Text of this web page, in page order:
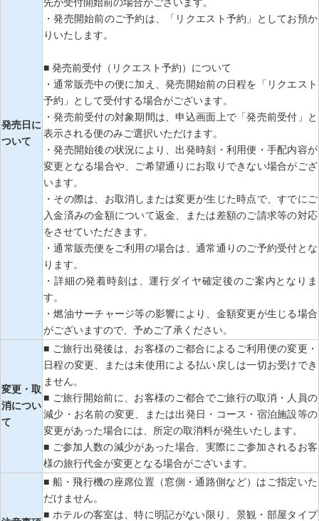
発売日に
ついて
・発売開始前のご予約は、「リクエスト予約」としてお預か
りいたします。
■ 発売前受付（リクエスト予約）について
・通常販売中の便に加え、発売開始前の日程を「リクエスト
予約」として受付する場合がございます。
・発売前受付の対象期間は、申込画面上で「発売前受付」と
表示される便のみご選択いただけます。
・発売開始後の状況により、出発時刻・利用便・手配内容が
変更となる場合や、ご希望通りにお取りできない場合がござ
います。
・その際は、お取消しまたは変更が生じた時点で、すでにご
入金済みの金額について返金、または差額のご請求等の対応
をさせていただきます。
・通常販売便をご利用の場合は、通常通りのご予約受付とな
ります。
・詳細の発着時刻は、運行ダイヤ確定後のご案内となりま
す。
・燃油サーチャージ等の影響により、金額変更が生じる場合
がございますので、予めご了承ください。
変更・取
消につい
て
■ ご旅行出発後は、お客様のご都合によるご利用便の変更・
日程の変更、または未使用による払い戻しは一切お受けでき
ません。
■ ご旅行開始前に、お客様のご都合でご旅行の取消・人員の
減少・お名前の変更、または出発日・コース・宿泊施設等の
変更があった場合には、所定の取消料が発生いたします。
■ ご参加人数の減少があった場合、実際にご参加されるお客
様の旅行代金が変更となる場合がございます。
■ 船・飛行機の座席位置（窓側・通路側など）はご指定いた
だけません。
■ ホテルの客室は、特に明記がない限り、景観・部屋タイプ